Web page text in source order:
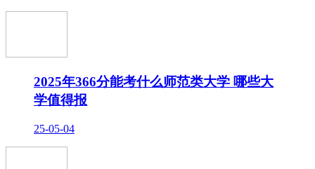
2025年366分能考什么师范类大学 哪些大
学值得报
25-05-04